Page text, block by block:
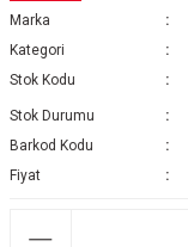
2025-2026 SONBAHAR KIŞ
JAKAR EŞARP
PAMUK EŞARP
ŞAL
MEDİNE İPEĞİ ŞAL
Marka
Kategori
Stok Kodu
Stok Durumu
Barkod Kodu
Fiyat